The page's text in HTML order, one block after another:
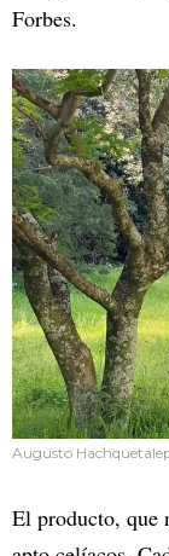
Forbes.
Augusto
El producto, que